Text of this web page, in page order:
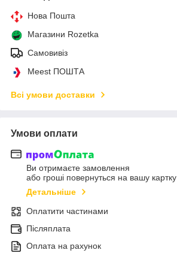
Нова Пошта
Магазини Rozetka
Самовивіз
Meest ПОШТА
Всі умови доставки
Умови оплати
Ви отримаєте замовлення
або гроші повернуться на вашу картку
Детальніше
Оплатити частинами
Післяплата
Оплата на рахунок